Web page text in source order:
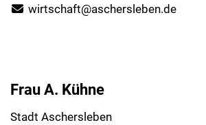
wirtschaft@aschersleben.de
Frau A. Kühne
Stadt Aschersleben